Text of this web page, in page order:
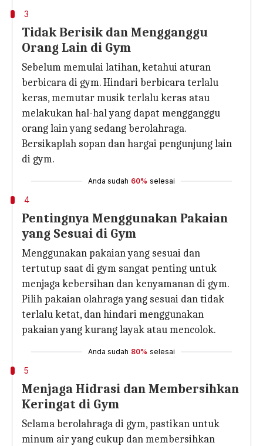
3
Tidak Berisik dan Mengganggu
Orang Lain di Gym
Sebelum memulai latihan, ketahui aturan
berbicara di gym. Hindari berbicara terlalu
keras, memutar musik terlalu keras atau
melakukan hal-hal yang dapat mengganggu
orang lain yang sedang berolahraga.
Bersikaplah sopan dan hargai pengunjung lain
di gym.
Anda sudah 60% selesai
4
Pentingnya Menggunakan Pakaian
yang Sesuai di Gym
Menggunakan pakaian yang sesuai dan
tertutup saat di gym sangat penting untuk
menjaga kebersihan dan kenyamanan di gym.
Pilih pakaian olahraga yang sesuai dan tidak
terlalu ketat, dan hindari menggunakan
pakaian yang kurang layak atau mencolok.
Anda sudah 80% selesai
5
Menjaga Hidrasi dan Membersihkan
Keringat di Gym
Selama berolahraga di gym, pastikan untuk
minum air yang cukup dan membersihkan